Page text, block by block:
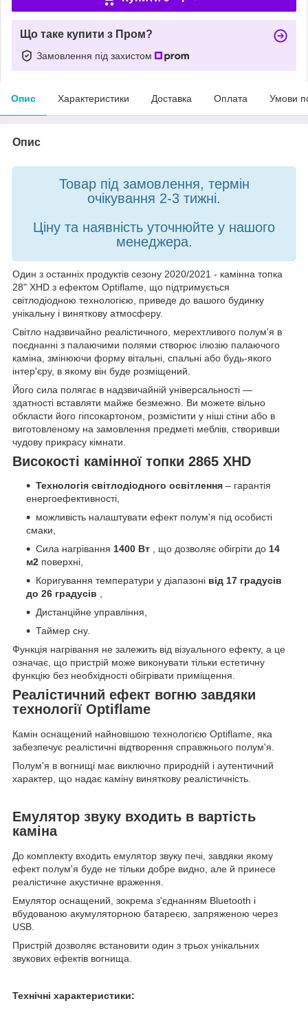
Що таке купити з Пром?
Замовлення під захистом
Опис Характеристики Доставка Оплата Умови
Опис
Товар під замовлення, термін
очікування 2-3 тижні.
Ціну та наявність уточнюйте у нашого
менеджера.
Один з останніх продуктів сезону 2020/2021 - камінна топка
28" XHD з ефектом Optiflame, що підтримується
світлодіодною технологією, приведе до вашого будинку
унікальну і виняткову атмосферу.
Світло надзвичайно реалістичного, мерехтливого полум'я в
поєднанні з палаючими полями створює ілюзію палаючого
каміна, змінюючи форму вітальні, спальні або будь-якого
інтер'єру, в якому він буде розміщений.
Його сила полягає в надзвичайній універсальності —
здатності вставляти майже безмежно. Ви можете вільно
обкласти його гіпсокартоном, розмістити у ніші стіни або в
виготовленому на замовлення предметі меблів, створивши
чудову прикрасу кімнати.
Високості камінної топки 2865 XHD
Технологія світлодіодного освітлення – гарантія
енергоефективності,
можливість налаштувати ефект полум'я під особисті
смаки,
Сила нагрівання 1400 Вт , що дозволяє обігріти до 14
м2 поверхні,
Коригування температури у діапазоні від 17 градусів
до 26 градусів ,
Дистанційне управління,
Таймер сну.
Функція нагрівання не залежить від візуального ефекту, а це
означає, що пристрій може виконувати тільки естетичну
функцію без необхідності обігрівати приміщення.
Реалістичний ефект вогню завдяки
технології Optiflame
Камін оснащений найновішою технологією Optiflame, яка
забезпечує реалістичні відтворення справжнього полум'я.
Полум'я в вогнищі має виключно природній і аутентичний
характер, що надає каміну виняткову реалістичність.
Емулятор звуку входить в вартість
каміна
До комплекту входить емулятор звуку печі, завдяки якому
ефект полум'я буде не тільки добре видно, але й принесе
реалістичне акустичне враження.
Емулятор оснащений, зокрема з'єднанням Bluetooth і
вбудованою акумуляторною батареєю, запряженою через
USB.
Пристрій дозволяє встановити один з трьох унікальних
звукових ефектів вогнища.
Технічні характеристики: